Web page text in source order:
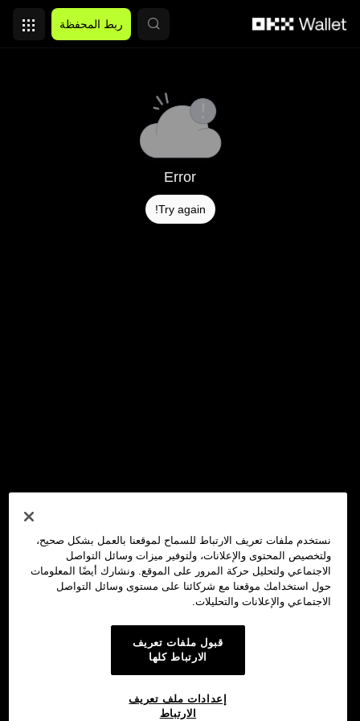
ربط المحفظة
Error
Try again!
نستخدم ملفات تعريف الارتباط للسماح لموقعنا بالعمل بشكل صحيح،
ولتخصيص المحتوى والإعلانات، ولتوفير ميزات وسائل التواصل
الاجتماعي ولتحليل حركة المرور على الموقع. ونشارك أيضًا المعلومات
حول استخدامك موقعنا مع شركائنا على مستوى وسائل التواصل
الاجتماعي والإعلانات والتحليلات.
قبول ملفات تعريف
الارتباط كلها
إعدادات ملف تعريف
الارتباط